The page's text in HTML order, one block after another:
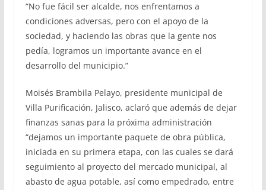
“No fue fácil ser alcalde, nos enfrentamos a
condiciones adversas, pero con el apoyo de la
sociedad, y haciendo las obras que la gente nos
pedía, logramos un importante avance en el
desarrollo del municipio.”
Moisés Brambila Pelayo, presidente municipal de
Villa Purificación, Jalisco, aclaró que además de dejar
finanzas sanas para la próxima administración
“dejamos un importante paquete de obra pública,
iniciada en su primera etapa, con las cuales se dará
seguimiento al proyecto del mercado municipal, al
abasto de agua potable, así como empedrado, entre